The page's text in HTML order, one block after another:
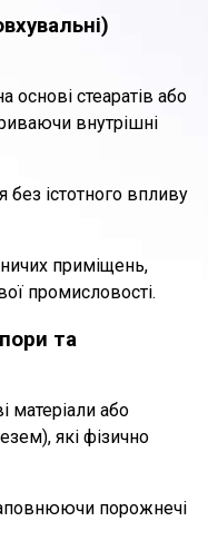
основі стеаратів або
внутрішні
істотного впливу
приміщень,
промисловості.
та
матеріали або
які фізично
порожнечі